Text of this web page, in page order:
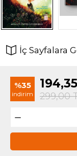
İç Sayfalara
%35
indirim
194,35
299,00